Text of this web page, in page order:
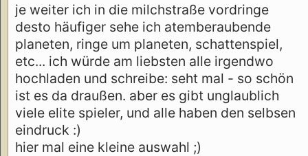
je weiter ich in die milchstraße vordringe
desto häufiger sehe ich atemberaubende
planeten, ringe um planeten, schattenspiel,
etc... ich würde am liebsten alle irgendwo
hochladen und schreibe: seht mal - so schön
ist es da draußen. aber es gibt unglaublich
viele elite spieler, und alle haben den selbsen
eindruck :)
hier mal eine kleine auswahl ;)